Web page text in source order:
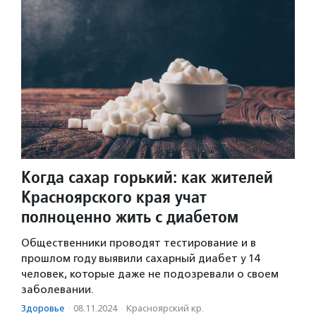
Когда сахар горький: как жителей
Красноярского края учат
полноценно жить с диабетом
Общественники проводят тестирование и в
прошлом году выявили сахарный диабет у 14
человек, которые даже не подозревали о своем
заболевании.
Здоровье · 08.11.2024 · Красноярский кр.